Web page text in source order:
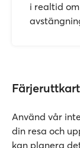
i realtid
Använd vår
din resa och
kan planera